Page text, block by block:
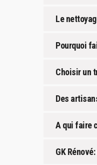
Le
Pourquoi
Choisir un
Des
A qui faire
GK